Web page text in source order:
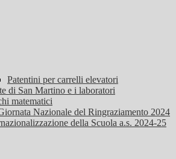
Patentini per carrelli elevatori
di San Martino e i laboratori
matematici
Nazionale del Ringraziamento 2024
della Scuola a.s. 2024-25